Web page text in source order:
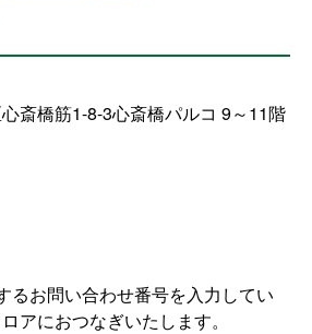
斎橋筋1-8-3心斎橋パルコ 9～11階
るお問い合わせ番号を入力してい
アにおつなぎいたします。